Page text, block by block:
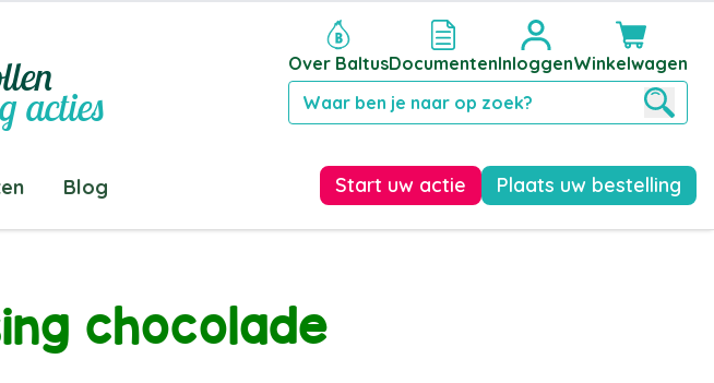
acties
Over BaltusDocumentenInloggenWinkelwagen
Blog Start uw actie Plaats uw bestelling
chocolade